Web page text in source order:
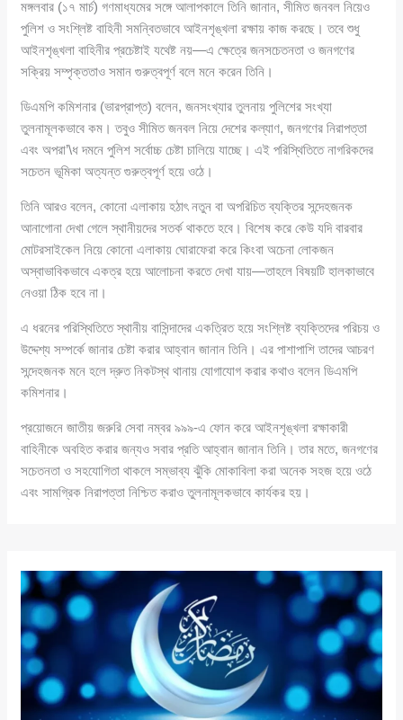
মঙ্গলবার (১৭ মার্চ) গণমাধ্যমের সঙ্গে আলাপকালে তিনি জানান, সীমিত জনবল নিয়েও
পুলিশ ও সংশ্লিষ্ট বাহিনী সমন্বিতভাবে আইনশৃঙ্খলা রক্ষায় কাজ করছে। তবে শুধু
আইনশৃঙ্খলা বাহিনীর প্রচেষ্টাই যথেষ্ট নয়—এ ক্ষেত্রে জনসচেতনতা ও জনগণের
সক্রিয় সম্পৃক্ততাও সমান গুরুত্বপূর্ণ বলে মনে করেন তিনি।
ডিএমপি কমিশনার (ভারপ্রাপ্ত) বলেন, জনসংখ্যার তুলনায় পুলিশের সংখ্যা
তুলনামূলকভাবে কম। তবুও সীমিত জনবল নিয়ে দেশের কল্যাণ, জনগণের নিরাপত্তা
এবং অপরা’\ধ দমনে পুলিশ সর্বোচ্চ চেষ্টা চালিয়ে যাচ্ছে। এই পরিস্থিতিতে নাগরিকদের
সচেতন ভূমিকা অত্যন্ত গুরুত্বপূর্ণ হয়ে ওঠে।
তিনি আরও বলেন, কোনো এলাকায় হঠাৎ নতুন বা অপরিচিত ব্যক্তির সন্দেহজনক
আনাগোনা দেখা গেলে স্থানীয়দের সতর্ক থাকতে হবে। বিশেষ করে কেউ যদি বারবার
মোটরসাইকেল নিয়ে কোনো এলাকায় ঘোরাফেরা করে কিংবা অচেনা লোকজন
অস্বাভাবিকভাবে একত্র হয়ে আলোচনা করতে দেখা যায়—তাহলে বিষয়টি হালকাভাবে
নেওয়া ঠিক হবে না।
এ ধরনের পরিস্থিতিতে স্থানীয় বাসিন্দাদের একত্রিত হয়ে সংশ্লিষ্ট ব্যক্তিদের পরিচয় ও
উদ্দেশ্য সম্পর্কে জানার চেষ্টা করার আহ্বান জানান তিনি। এর পাশাপাশি তাদের আচরণ
সন্দেহজনক মনে হলে দ্রুত নিকটস্থ থানায় যোগাযোগ করার কথাও বলেন ডিএমপি
কমিশনার।
প্রয়োজনে জাতীয় জরুরি সেবা নম্বর ৯৯৯-এ ফোন করে আইনশৃঙ্খলা রক্ষাকারী
বাহিনীকে অবহিত করার জন্যও সবার প্রতি আহ্বান জানান তিনি। তার মতে, জনগণের
সচেতনতা ও সহযোগিতা থাকলে সম্ভাব্য ঝুঁকি মোকাবিলা করা অনেক সহজ হয়ে ওঠে
এবং সামগ্রিক নিরাপত্তা নিশ্চিত করাও তুলনামূলকভাবে কার্যকর হয়।